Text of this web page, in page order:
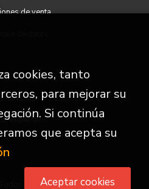
de venta
AL CLIENTE
somos
especiales
. Todos los Derechos Reservados
cookies, tanto
para mejorar su
Si continúa
que acepta su
Aceptar cookies